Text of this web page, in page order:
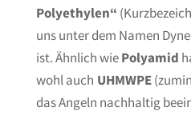
Polyethylen“
uns unter dem Namen
ist. Ähnlich wiePolyamid
wohl auch UHMWPE
das Angeln nachhaltig